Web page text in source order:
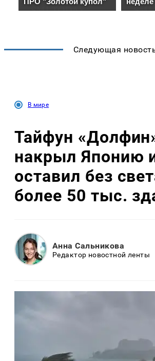
Следующая
В мире
Тайфун
накрыл Японию
оставил без
более 50 тыс.
Анна Сальникова
Редактор новостной ленты